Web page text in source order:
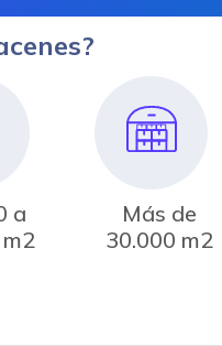
a
Más de
30.000 m2